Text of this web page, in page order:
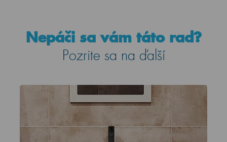
Nepáči sa vám táto rad?
Pozrite sa na ďalší